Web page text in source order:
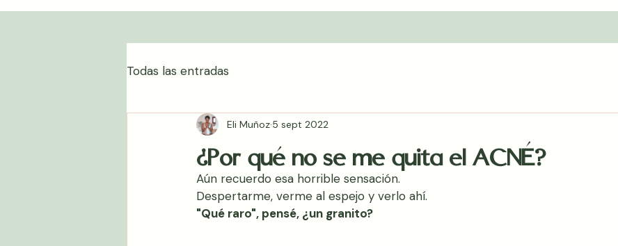
Todas las entradas
¿Por qué no se me quita el ACNÉ?
Eli Muñoz 5 sept 2022
Aún recuerdo esa horrible sensación.
Despertarme, verme al espejo y verlo ahí.
"Qué raro", pensé, ¿un granito?